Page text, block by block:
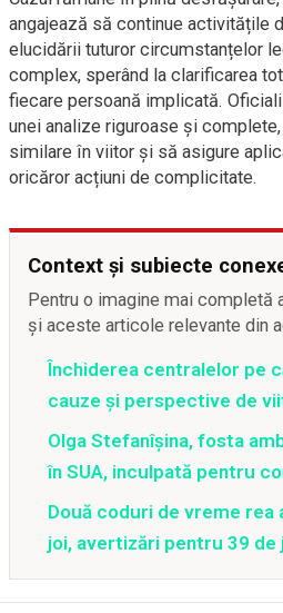
angajează să continue activitățile
elucidării tuturor circumstanțelor
complex, sperând la clarificarea
fiecare persoană implicată.
unei analize riguroase și
similare în viitor și să asigure
oricăror acțiuni de complicitate.
Context și subiecte
Pentru o imagine mai completă
și aceste articole relevante din
Închiderea centralelor pe
cauze și perspective de
Olga Stefanîşina, fosta
în SUA, inculpată pentru
Două coduri de vreme rea
joi, avertizări pentru 39 de